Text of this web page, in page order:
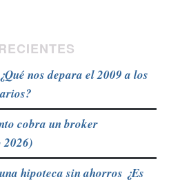
¿Qué nos depara el 2009 a los
cobra un broker
hipoteca sin ahorros ¿Es